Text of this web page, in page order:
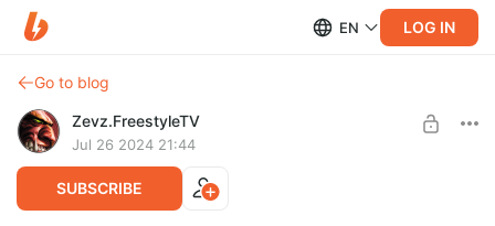
EN LOG IN
Go to blog
Zevz.FreestyleTV
Jul 26 2024 21:44
SUBSCRIBE